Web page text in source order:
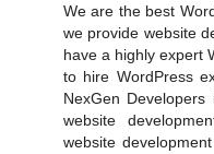
We are the best
we provide website
have a highly expert
to hire WordPress
NexGen
website
website